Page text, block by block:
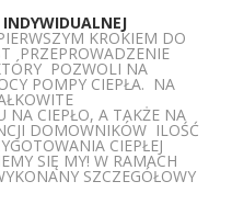
KROKIEM DO
PRZEPROWADZENIE
POZWOLI NA
POMPY CIEPŁA. NA
NA CIEPŁO, A TAKŻE NA
DOMOWNIKÓW ILOŚĆ
CIEPŁEJ
SIĘ MY! W RAMACH
SZCZEGÓŁOWY